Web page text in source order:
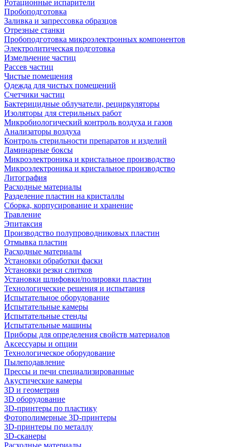
Ротационные испарители
Пробоподготовка
Заливка и запрессовка образцов
Отрезные станки
Пробоподготовка микроэлектронных компонентов
Электролитическая подготовка
Измельчение частиц
Рассев частиц
Чистые помещения
Одежда для чистых помещений
Счетчики частиц
Бактерицидные облучатели, рециркуляторы
Изоляторы для стерильных работ
Микробиологический контроль воздуха и газов
Анализаторы воздуха
Контроль стерильности препаратов и изделий
Ламинарные боксы
Микроэлектроника и кристальное производство
Микроэлектроника и кристальное производство
Литография
Расходные материалы
Разделение пластин на кристаллы
Сборка, корпусирование и хранение
Травление
Эпитаксия
Производство полупроводниковых пластин
Отмывка пластин
Расходные материалы
Установки обработки фаски
Установки резки слитков
Установки шлифовки/полировки пластин
Технологические решения и испытания
Испытательное оборудование
Испытательные камеры
Испытательные стенды
Испытательные машины
Приборы для определения свойств материалов
Аксессуары и опции
Технологическое оборудование
Пылеподавление
Прессы и печи специализированные
Акустические камеры
3D и геометрия
3D оборудование
3D-принтеры по пластику
Фотополимерные 3D-принтеры
3D-принтеры по металлу
3D-сканеры
Расходные материалы